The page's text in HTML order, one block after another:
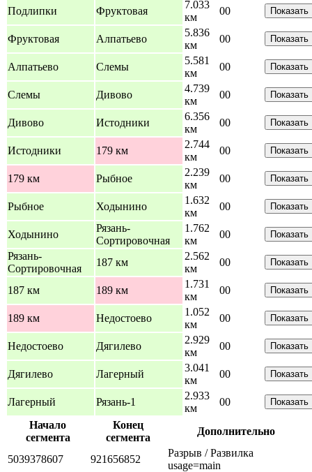
Подлипки Фруктовая
7.033
км
00 Показать
Фруктовая Алпатьево
5.836
км
00 Показать
Алпатьево Слемы
5.581
км
00 Показать
Слемы Дивово
4.739
км
00 Показать
Дивово Истодники
6.356
км
00 Показать
Истодники 179 км
2.744
км
00 Показать
179 км Рыбное
2.239
км
00 Показать
Рыбное Ходынино
1.632
км
00 Показать
Ходынино
Рязань-
Сортировочная
1.762
км
00 Показать
Рязань-
Сортировочная
187 км
2.562
км
00 Показать
187 км 189 км
1.731
км
00 Показать
189 км Недостоево
1.052
км
00 Показать
Недостоево Дягилево
2.929
км
00 Показать
Дягилево Лагерный
3.041
км
00 Показать
Лагерный Рязань-1
2.933
км
00 Показать
Начало
сегмента
Конец
сегмента
Дополнительно
5039378607 921656852
Разрыв / Развилка
usage=main